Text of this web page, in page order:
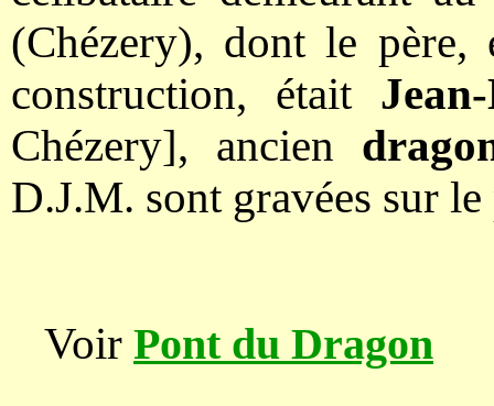
(Chézery), dont le
construction, était
Chézery], ancien
D.J.M. sont gravées sur
Voir Pont du Dragon